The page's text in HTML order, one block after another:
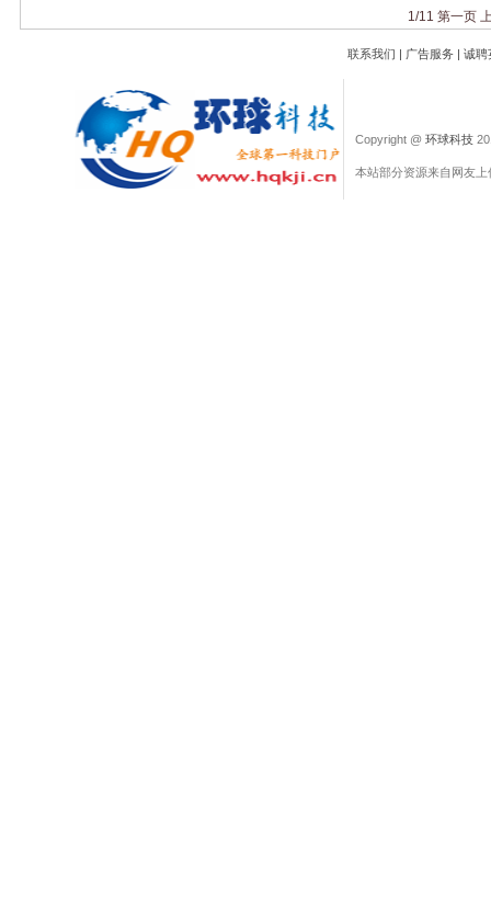
1/11 第一页
联系我们 | 广告服务 | 诚聘
Copyright @ 环球科技
本站部分资源来自网友